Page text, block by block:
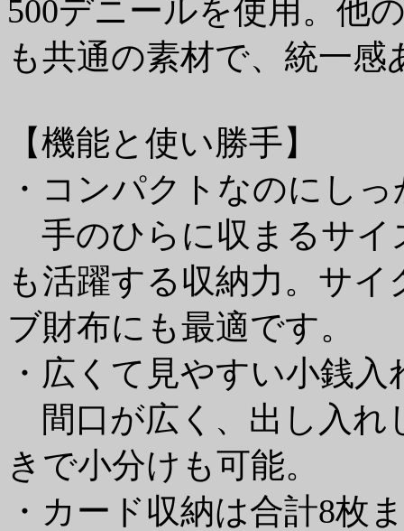
500デニールを使用。他
も共通の素材で、統一
【機能と使い勝手】
・コンパクトなのにし
手のひらに収まるサイ
も活躍する収納力。サ
ブ財布にも最適です。
・広くて見やすい小銭入
間口が広く、出し入れ
きで小分けも可能。
・カード収納は合計8枚